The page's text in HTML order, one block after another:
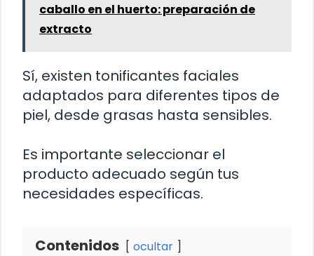
caballo en el huerto: preparación de
extracto
Sí, existen tonificantes faciales
adaptados para diferentes tipos de
piel, desde grasas hasta sensibles.
Es importante seleccionar el
producto adecuado según tus
necesidades específicas.
Contenidos ocultar